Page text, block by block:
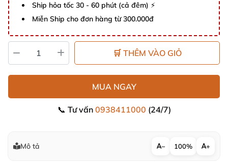
Ship hỏa tốc 30 - 60 phút (cả đêm) ⚡
Miễn Ship cho đơn hàng từ 300.000đ
🛒 THÊM VÀO GIỎ
MUA NGAY
📞 Tư vấn 0938411000 (24/7)
Mô tả − 100% +